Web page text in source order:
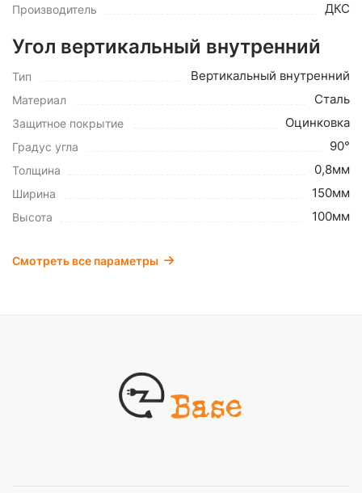
Производитель ДКС
Угол вертикальный внутренний
Тип Вертикальный внутренний
Материал Сталь
Защитное покрытие Оцинковка
Градус угла 90°
Толщина 0,8мм
Ширина 150мм
Высота 100мм
Смотреть все параметры